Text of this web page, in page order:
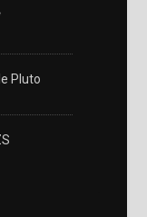
Pluto